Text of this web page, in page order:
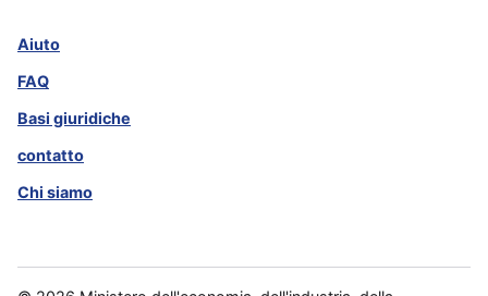
Aiuto
FAQ
Basi giuridiche
contatto
Chi siamo